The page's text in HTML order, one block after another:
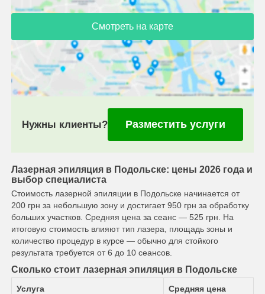
Смотреть на карте
Нужны клиенты? Разместить услуги
Лазерная эпиляция в Подольске: цены 2026 года и
выбор специалиста
Стоимость лазерной эпиляции в Подольске начинается от
200 грн за небольшую зону и достигает 950 грн за обработку
больших участков. Средняя цена за сеанс — 525 грн. На
итоговую стоимость влияют тип лазера, площадь зоны и
количество процедур в курсе — обычно для стойкого
результата требуется от 6 до 10 сеансов.
Сколько стоит лазерная эпиляция в Подольске
Услуга Средняя цена